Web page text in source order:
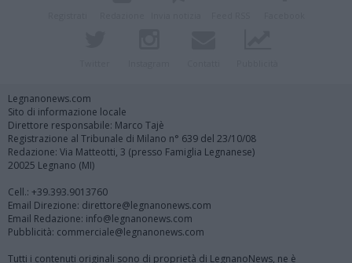
Legnanonews.com
Sito di informazione locale
Direttore responsabile: Marco Tajè
Registrazione al Tribunale di Milano n° 639 del 23/10/08
Redazione: Via Matteotti, 3 (presso Famiglia Legnanese)
20025 Legnano (MI)
Cell.: +39.393.9013760
Email Direzione: direttore@legnanonews.com
Email Redazione: info@legnanonews.com
Pubblicità: commerciale@legnanonews.com
Tutti i contenuti originali sono di proprietà di LegnanoNews, ne è